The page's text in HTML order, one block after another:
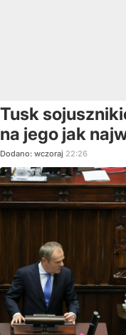
Tusk
na jego jak
Dodano: wczoraj 22:26